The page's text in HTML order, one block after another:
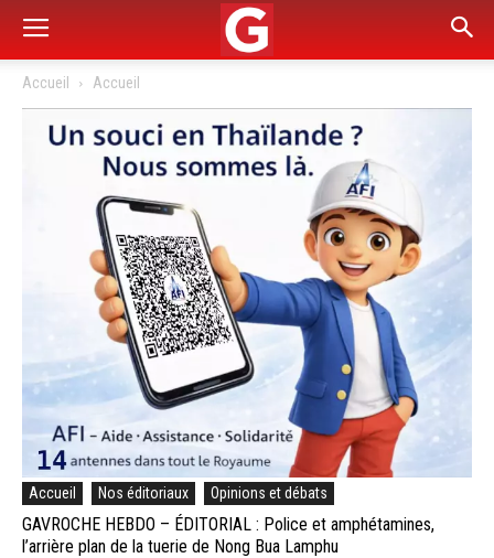
Accueil Accueil
Accueil Nos éditoriaux Opinions et débats
GAVROCHE HEBDO – ÉDITORIAL : Police et amphétamines,
l’arrière plan de la tuerie de Nong Bua Lamphu